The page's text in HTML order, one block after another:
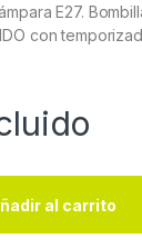
E27.
con
4 aspas
al carrito